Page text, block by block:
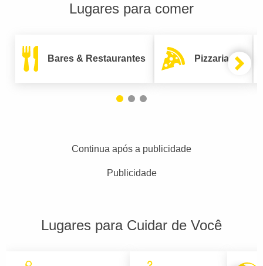
Lugares para comer
Bares & Restaurantes Pizzarias
Continua após a publicidade
Publicidade
Lugares para Cuidar de Você